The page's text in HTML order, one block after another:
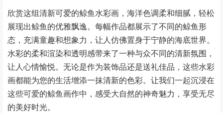
欣赏这组清新可爱的鲸鱼水彩画，海洋色调柔和细腻，轻松
展现出鲸鱼的优雅飘逸。每幅作品都展示了不同的鲸鱼形
态，充满童趣和想象力，让人仿佛置身于宁静的海底世界。
水彩的柔和渲染和透明感带来了一种与众不同的清新氛围，
让人心情愉悦。无论是作为装饰品还是送礼佳品，这些水彩
画都能为您的生活增添一抹清新的色彩。让我们一起沉浸在
这些可爱的鲸鱼画作中，感受大自然的神奇魅力，享受无尽
的美好时光。